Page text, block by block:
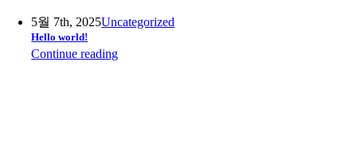
5월 7th, 2025Uncategorized
Hello world!
Continue reading